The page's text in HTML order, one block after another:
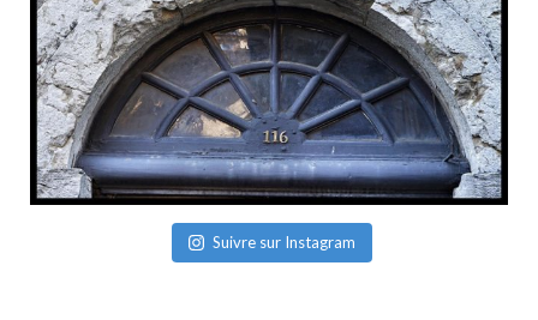
Suivre sur Instagram